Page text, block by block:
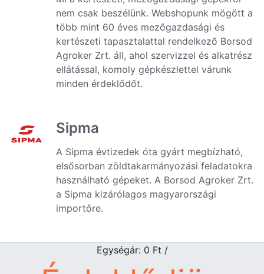
nem csak beszélünk. Webshopunk mögött a
több mint 60 éves mezőgazdasági és
kertészeti tapasztalattal rendelkező Borsod
Agroker Zrt. áll, ahol szervizzel és alkatrész
ellátással, komoly gépkészlettel várunk
minden érdeklődőt.
Sipma
A Sipma évtizedek óta gyárt megbízható,
elsősorban zöldtakarmányozási feladatokra
használható gépeket. A Borsod Agroker Zrt.
a Sipma kizárólagos magyarországi
importőre.
Egységár: 0 Ft /